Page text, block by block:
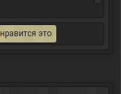
нравится это.